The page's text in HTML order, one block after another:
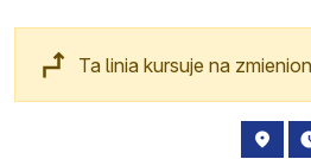
Ta linia kursuje na